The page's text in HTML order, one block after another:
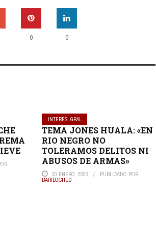
0 0
INTERES. GRAL.
TEMA JONES HUALA: «EN
RIO NEGRO NO
TOLERAMOS DELITOS NI
ABUSOS DE ARMAS»
30 ENERO, 2023 PUBLICADO POR
BARILOCHED